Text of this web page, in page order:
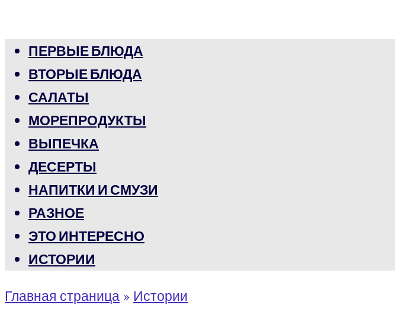
ПЕРВЫЕ БЛЮДА
ВТОРЫЕ БЛЮДА
САЛАТЫ
МОРЕПРОДУКТЫ
ВЫПЕЧКА
ДЕСЕРТЫ
НАПИТКИ И СМУЗИ
РАЗНОЕ
ЭТО ИНТЕРЕСНО
ИСТОРИИ
Главная страница » Истории